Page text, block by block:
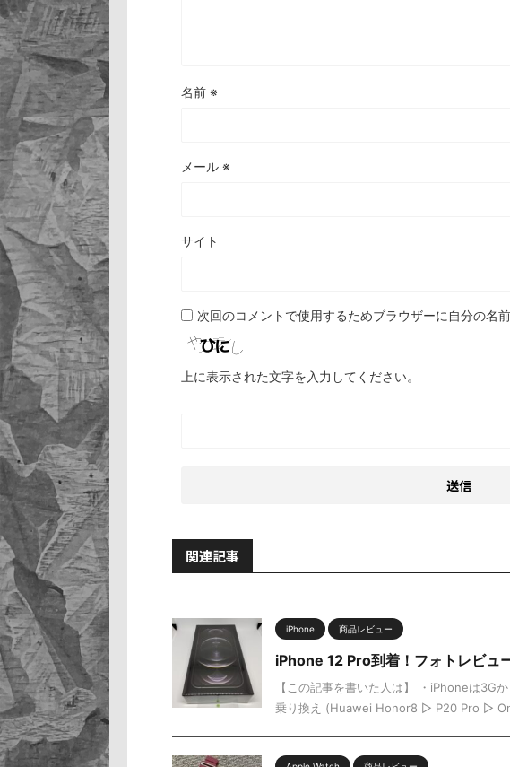
名前 ※
メール ※
サイト
次回のコメントで使用するためブラウザーに自分の名
上に表示された文字を入力してください。
関連記事
iPhone 商品レビュー
iPhone 12 Pro到着！フォトレビュ
【この記事を書いた人は】 ・iPhoneは3G
乗り換え (Huawei Honor8 ▷ P20 Pro ▷